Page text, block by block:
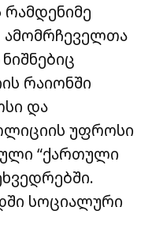
რამდენიმე
ამომრჩეველთა
რაიონში
და
უფროსი
“ქართული
სოციალური